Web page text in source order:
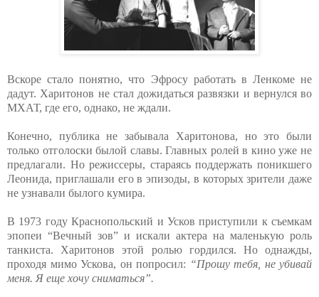
Вскоре стало понятно, что Эфросу работать в Ленкоме не
дадут. Харитонов не стал дожидаться развязки и вернулся во
МХАТ, где его, однако, не ждали.
Конечно, публика не забывала Харитонова, но это были
только отголоски былой славы. Главных ролей в кино уже не
предлагали. Но режиссеры, стараясь поддержать поникшего
Леонида, приглашали его в эпизоды, в которых зрители даже
не узнавали былого кумира.
В 1973 году Краснопольский и Усков приступили к съемкам
эпопеи “Вечный зов” и искали актера на маленькую роль
танкиста. Харитонов этой ролью гордился. Но однажды,
проходя мимо Ускова, он попросил: “Прошу тебя, не убивай
меня. Я еще хочу сниматься”.